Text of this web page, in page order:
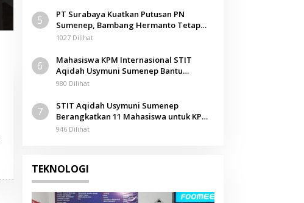
5
PT Surabaya Kuatkan Putusan PN
Sumenep, Bambang Hermanto Tetap
Dinyatakan Pemilik Sah Tanah di
1027 Dilihat
6
Mahasiswa KPM Internasional STIT
Aqidah Usymuni Sumenep Bantu
Pengurusan Jenazah WNI di Malaysia
980 Dilihat
7
STIT Aqidah Usymuni Sumenep
Berangkatkan 11 Mahasiswa untuk KPM
Internasional di Malaysia
946 Dilihat
TEKNOLOGI